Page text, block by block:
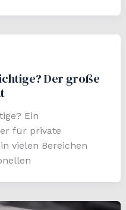
Der große
Ein
für private
vielen Bereichen